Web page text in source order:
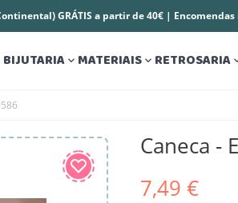
GRÁTIS a partir de 40€ |
BIJUTARIA MATERIAIS RETROSARIA
Caneca -
7,49 €